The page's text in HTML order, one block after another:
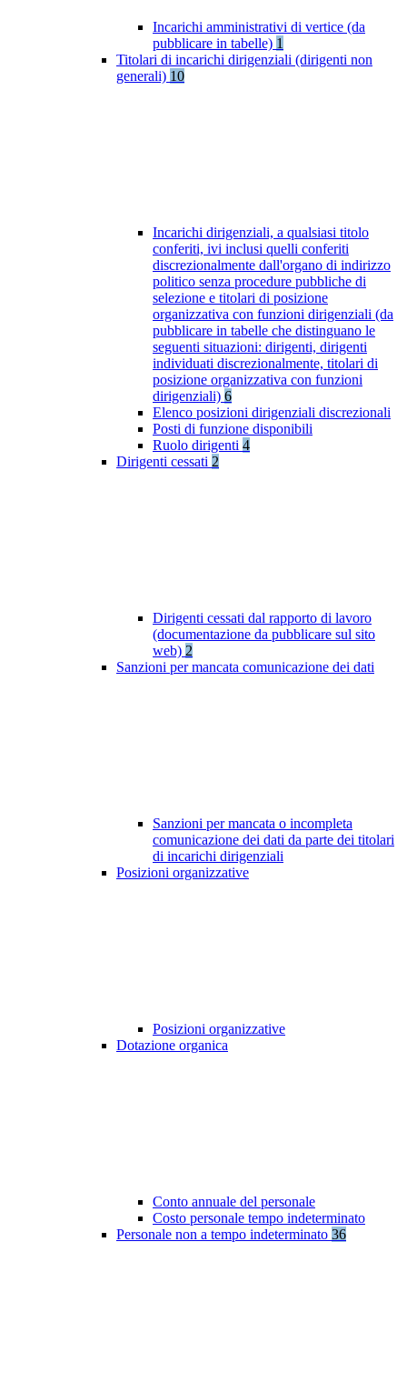
Incarichi amministrativi di vertice (da
pubblicare in tabelle) 1
Titolari di incarichi dirigenziali (dirigenti non
generali) 10
Incarichi dirigenziali, a qualsiasi titolo
conferiti, ivi inclusi quelli conferiti
discrezionalmente dall'organo di indirizzo
politico senza procedure pubbliche di
selezione e titolari di posizione
organizzativa con funzioni dirigenziali (da
pubblicare in tabelle che distinguano le
seguenti situazioni: dirigenti, dirigenti
individuati discrezionalmente, titolari di
posizione organizzativa con funzioni
dirigenziali) 6
Elenco posizioni dirigenziali discrezionali
Posti di funzione disponibili
Ruolo dirigenti 4
Dirigenti cessati 2
Dirigenti cessati dal rapporto di lavoro
(documentazione da pubblicare sul sito
web) 2
Sanzioni per mancata comunicazione dei dati
Sanzioni per mancata o incompleta
comunicazione dei dati da parte dei titolari
di incarichi dirigenziali
Posizioni organizzative
Posizioni organizzative
Dotazione organica
Conto annuale del personale
Costo personale tempo indeterminato
Personale non a tempo indeterminato 36